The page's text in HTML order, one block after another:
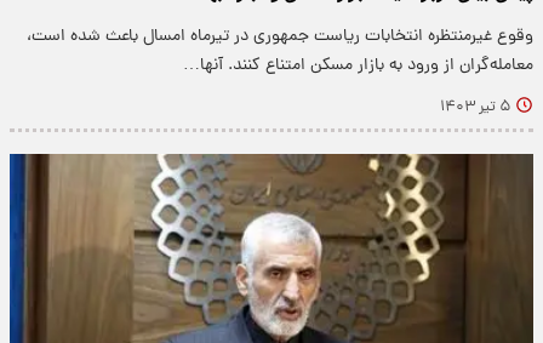
وقوع غیرمنتظره انتخابات ریاست جمهوری در تیرماه امسال باعث شده است،
معامله‌گران از ورود به بازار مسکن امتناع کنند. آنها…
۵ تیر ۱۴۰۳